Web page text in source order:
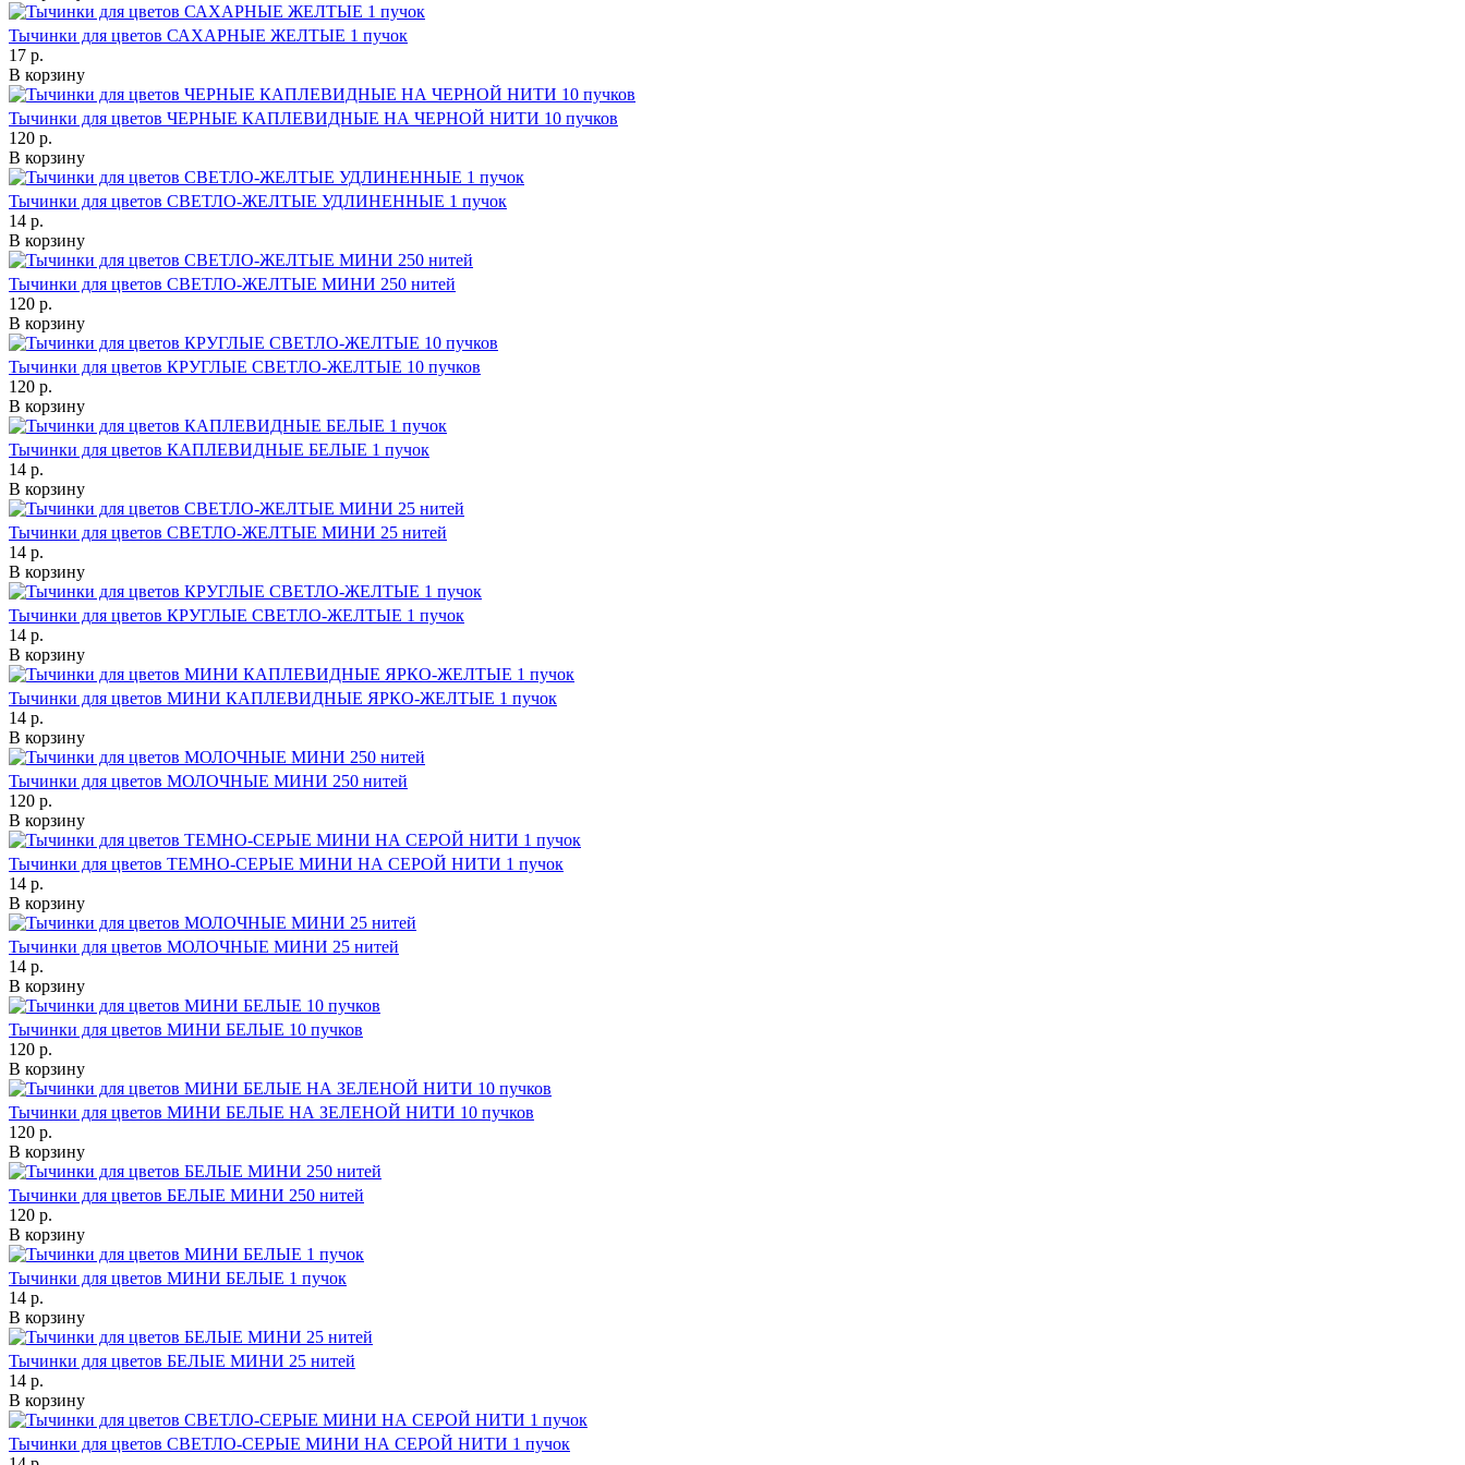
Тычинки для цветов САХАРНЫЕ ЖЕЛТЫЕ 1 пучок
17 р.
В корзину
Тычинки для цветов ЧЕРНЫЕ КАПЛЕВИДНЫЕ НА ЧЕРНОЙ НИТИ 10 пучков
120 р.
В корзину
Тычинки для цветов СВЕТЛО-ЖЕЛТЫЕ УДЛИНЕННЫЕ 1 пучок
14 р.
В корзину
Тычинки для цветов СВЕТЛО-ЖЕЛТЫЕ МИНИ 250 нитей
120 р.
В корзину
Тычинки для цветов КРУГЛЫЕ СВЕТЛО-ЖЕЛТЫЕ 10 пучков
120 р.
В корзину
Тычинки для цветов КАПЛЕВИДНЫЕ БЕЛЫЕ 1 пучок
14 р.
В корзину
Тычинки для цветов СВЕТЛО-ЖЕЛТЫЕ МИНИ 25 нитей
14 р.
В корзину
Тычинки для цветов КРУГЛЫЕ СВЕТЛО-ЖЕЛТЫЕ 1 пучок
14 р.
В корзину
Тычинки для цветов МИНИ КАПЛЕВИДНЫЕ ЯРКО-ЖЕЛТЫЕ 1 пучок
14 р.
В корзину
Тычинки для цветов МОЛОЧНЫЕ МИНИ 250 нитей
120 р.
В корзину
Тычинки для цветов ТЕМНО-СЕРЫЕ МИНИ НА СЕРОЙ НИТИ 1 пучок
14 р.
В корзину
Тычинки для цветов МОЛОЧНЫЕ МИНИ 25 нитей
14 р.
В корзину
Тычинки для цветов МИНИ БЕЛЫЕ 10 пучков
120 р.
В корзину
Тычинки для цветов МИНИ БЕЛЫЕ НА ЗЕЛЕНОЙ НИТИ 10 пучков
120 р.
В корзину
Тычинки для цветов БЕЛЫЕ МИНИ 250 нитей
120 р.
В корзину
Тычинки для цветов МИНИ БЕЛЫЕ 1 пучок
14 р.
В корзину
Тычинки для цветов БЕЛЫЕ МИНИ 25 нитей
14 р.
В корзину
Тычинки для цветов СВЕТЛО-СЕРЫЕ МИНИ НА СЕРОЙ НИТИ 1 пучок